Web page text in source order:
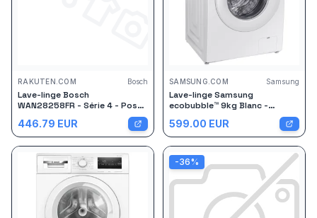
RAKUTEN.COM Bosch
Lave-linge Bosch
WAN28258FR - Série 4 - Pose
libre - 8 Kg - 1400 tours/min -
Blanc
446.79 EUR
SAMSUNG.COM Samsung
Lave-linge Samsung
ecobubble™ 9kg Blanc -
599.00 EUR
-36%